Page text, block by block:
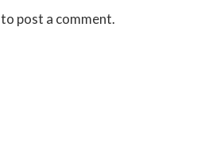
to post a comment.